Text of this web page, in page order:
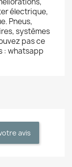
électrique,
Pneus,
systèmes
pas ce
: whatsapp
avis